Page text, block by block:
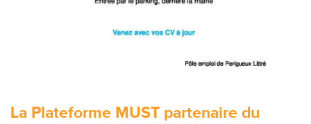
La Plateforme MUST partenaire du